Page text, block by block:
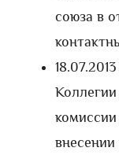
союза в
комиссии